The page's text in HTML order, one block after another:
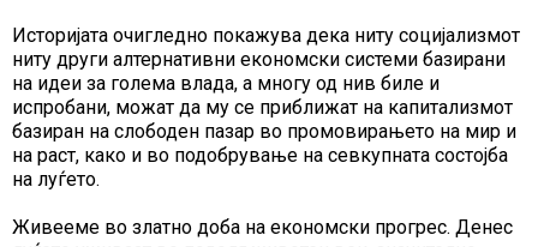
Историјата очигледно покажува дека ниту социјализмот
ниту други алтернативни економски системи базирани
на идеи за голема влада, а многу од нив биле и
испробани, можат да му се приближат на капитализмот
базиран на слободен пазар во промовирањето на мир и
на раст, како и во подобрување на севкупната состојба
на луѓето.
Живееме во златно доба на економски прогрес. Денес